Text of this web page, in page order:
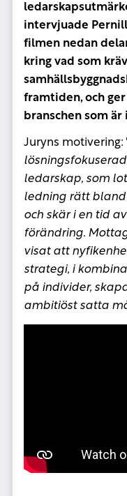
intervjuade
filmen nedan
kring vad som
framtiden, och
branschen som
Juryns motivering:
ledarskap, som
ledning rätt
och skär i en tid
förändring.
visat att
strategi, i
på individer,
ambitiöst satta